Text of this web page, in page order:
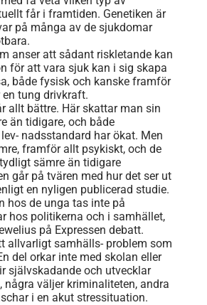
får i framtiden. Genetiken är
på många av de sjukdomar
anser att sådant riskletande kan
för att vara sjuk kan i sig skapa
både fysisk och kanske framför
tung drivkraft.
allt bättre. Här skattar man sin
än tidigare, och både
nadsstandard har ökat. Men
framför allt psykiskt, och de
sämre än tidigare
går på tvären med hur det ser ut
en nyligen publicerad studie.
hos de unga tas inte på
hos politikerna och i samhället,
på Expressen debatt.
allvarligt samhälls- problem som
del orkar inte med skolan eller
självskadande och utvecklar
några väljer kriminaliteten, andra
i en akut stressituation.